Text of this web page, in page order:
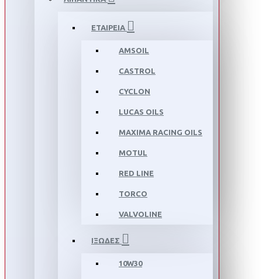
ΕΤΑΙΡΕΙΑ
AMSOIL
CASTROL
CYCLON
LUCAS OILS
MAXIMA RACING OILS
MOTUL
RED LINE
TORCO
VALVOLINE
ΙΞΩΔΕΣ
10W30